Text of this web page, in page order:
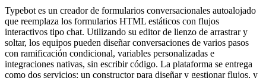
Typebot es un creador de formularios conversacionales autoalojado
que reemplaza los formularios HTML estáticos con flujos
interactivos tipo chat. Utilizando su editor de lienzo de arrastrar y
soltar, los equipos pueden diseñar conversaciones de varios pasos
con ramificación condicional, variables personalizadas e
integraciones nativas, sin escribir código. La plataforma se entrega
como dos servicios: un constructor para diseñar y gestionar flujos, y